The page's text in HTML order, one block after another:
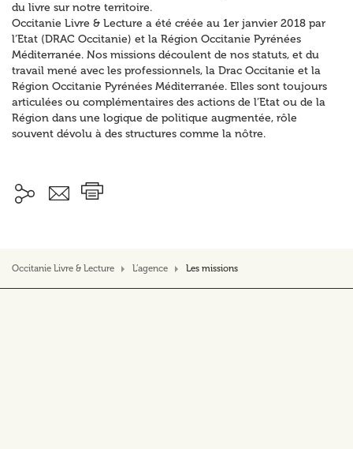
du livre sur notre territoire.
Occitanie Livre & Lecture a été créée au 1er janvier 2018 par
l’Etat (DRAC Occitanie) et la Région Occitanie Pyrénées
Méditerranée. Nos missions découlent de nos statuts, et du
travail mené avec les professionnels, la Drac Occitanie et la
Région Occitanie Pyrénées Méditerranée. Elles sont toujours
articulées ou complémentaires des actions de l’Etat ou de la
Région dans une logique de politique augmentée, rôle
souvent dévolu à des structures comme la nôtre.
Occitanie Livre & Lecture L’agence Les missions